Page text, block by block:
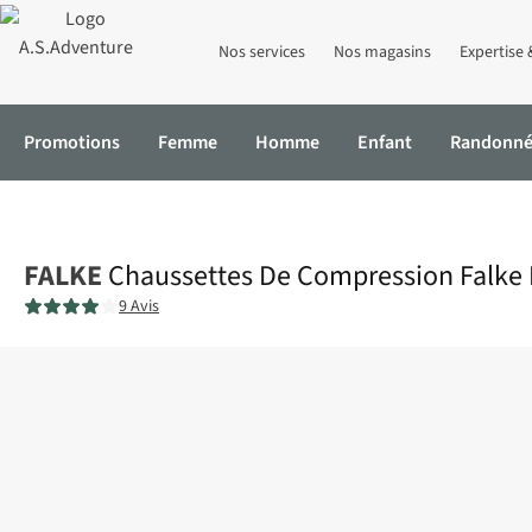
Nos services Nos magasins Expertise
Promotions Femme Homme Enfant
FALKE Chaussettes De Compression
9 Avis